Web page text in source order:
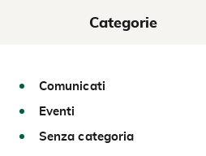
Categorie
Comunicati
Eventi
Senza categoria